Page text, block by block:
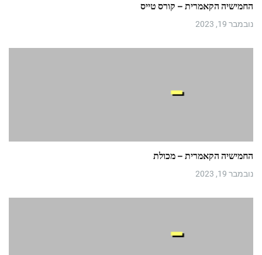
החמישיה הקאמרית – קורס טייס
נובמבר 19, 2023
החמישיה הקאמרית – מכולת
נובמבר 19, 2023